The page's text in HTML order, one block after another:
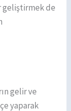
geliştirmek de
gelir ve
yaparak